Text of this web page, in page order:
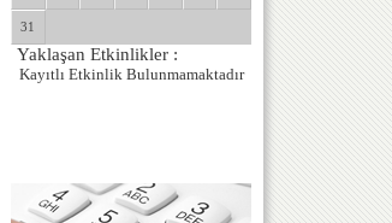
31
Yaklaşan Etkinlikler :
Kayıtlı Etkinlik Bulunmamaktadır